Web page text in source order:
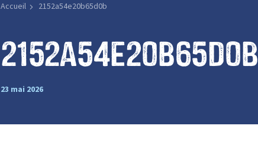
Accueil 2152a54e20b65d0b
2152a54e20b65d0b
23 mai 2026